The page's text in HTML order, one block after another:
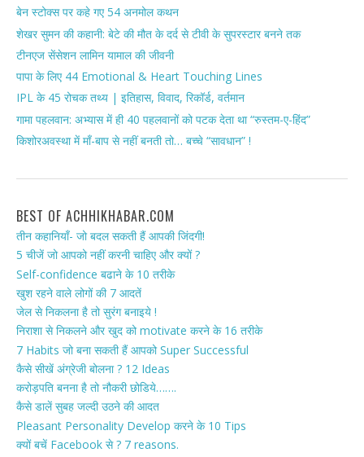
बेन स्टोक्स पर कहे गए 54 अनमोल कथन
शेखर सुमन की कहानी: बेटे की मौत के दर्द से टीवी के सुपरस्टार बनने तक
टीनएज सेंसेशन लामिन यामाल की जीवनी
पापा के लिए 44 Emotional & Heart Touching Lines
IPL के 45 रोचक तथ्य | इतिहास, विवाद, रिकॉर्ड, वर्तमान
गामा पहलवान: अभ्यास में ही 40 पहलवानों को पटक देता था “रुस्तम-ए-हिंद”
किशोरअवस्था में माँ-बाप से नहीं बनती तो… बच्चे “सावधान” !
BEST OF ACHHIKHABAR.COM
तीन कहानियाँ- जो बदल सकती हैं आपकी जिंदगी!
5 चीजें जो आपको नहीं करनी चाहिए और क्यों ?
Self-confidence बढाने के 10 तरीके
खुश रहने वाले लोगों की 7 आदतें
जेल से निकलना है तो सुरंग बनाइये !
निराशा से निकलने और खुद को motivate करने के 16 तरीके
7 Habits जो बना सकती हैं आपको Super Successful
कैसे सीखें अंग्रेजी बोलना ? 12 Ideas
करोड़पति बनना है तो नौकरी छोडिये…….
कैसे डालें सुबह जल्दी उठने की आदत
Pleasant Personality Develop करने के 10 Tips
क्यों बचें Facebook से ? 7 reasons.